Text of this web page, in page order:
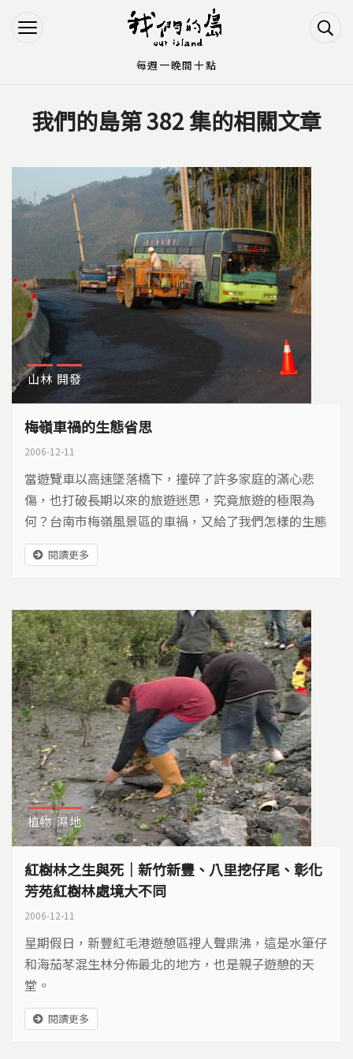
Jump to Navigation
Jump to Main content
您在這裡
我們的島第 382 集的相關文章
山林 開發
梅嶺車禍的生態省思
2006-12-11
當遊覽車以高速墜落橋下，撞碎了許多家庭的滿心悲
傷，也打破長期以來的旅遊迷思，究竟旅遊的極限為
何？台南市梅嶺風景區的車禍，又給了我們怎樣的生態
省思呢？
閱讀更多
植物 濕地
紅樹林之生與死｜新竹新豐、八里挖仔尾、彰化
芳苑紅樹林處境大不同
2006-12-11
星期假日，新豐紅毛港遊憩區裡人聲鼎沸，這是水筆仔
和海茄苳混生林分佈最北的地方，也是親子遊憩的天
堂。
閱讀更多
每週一晚間十點